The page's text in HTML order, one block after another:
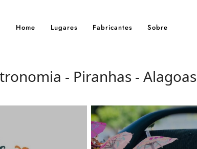
Home Lugares Fabricantes Sobre
- Piranhas - Alagoas